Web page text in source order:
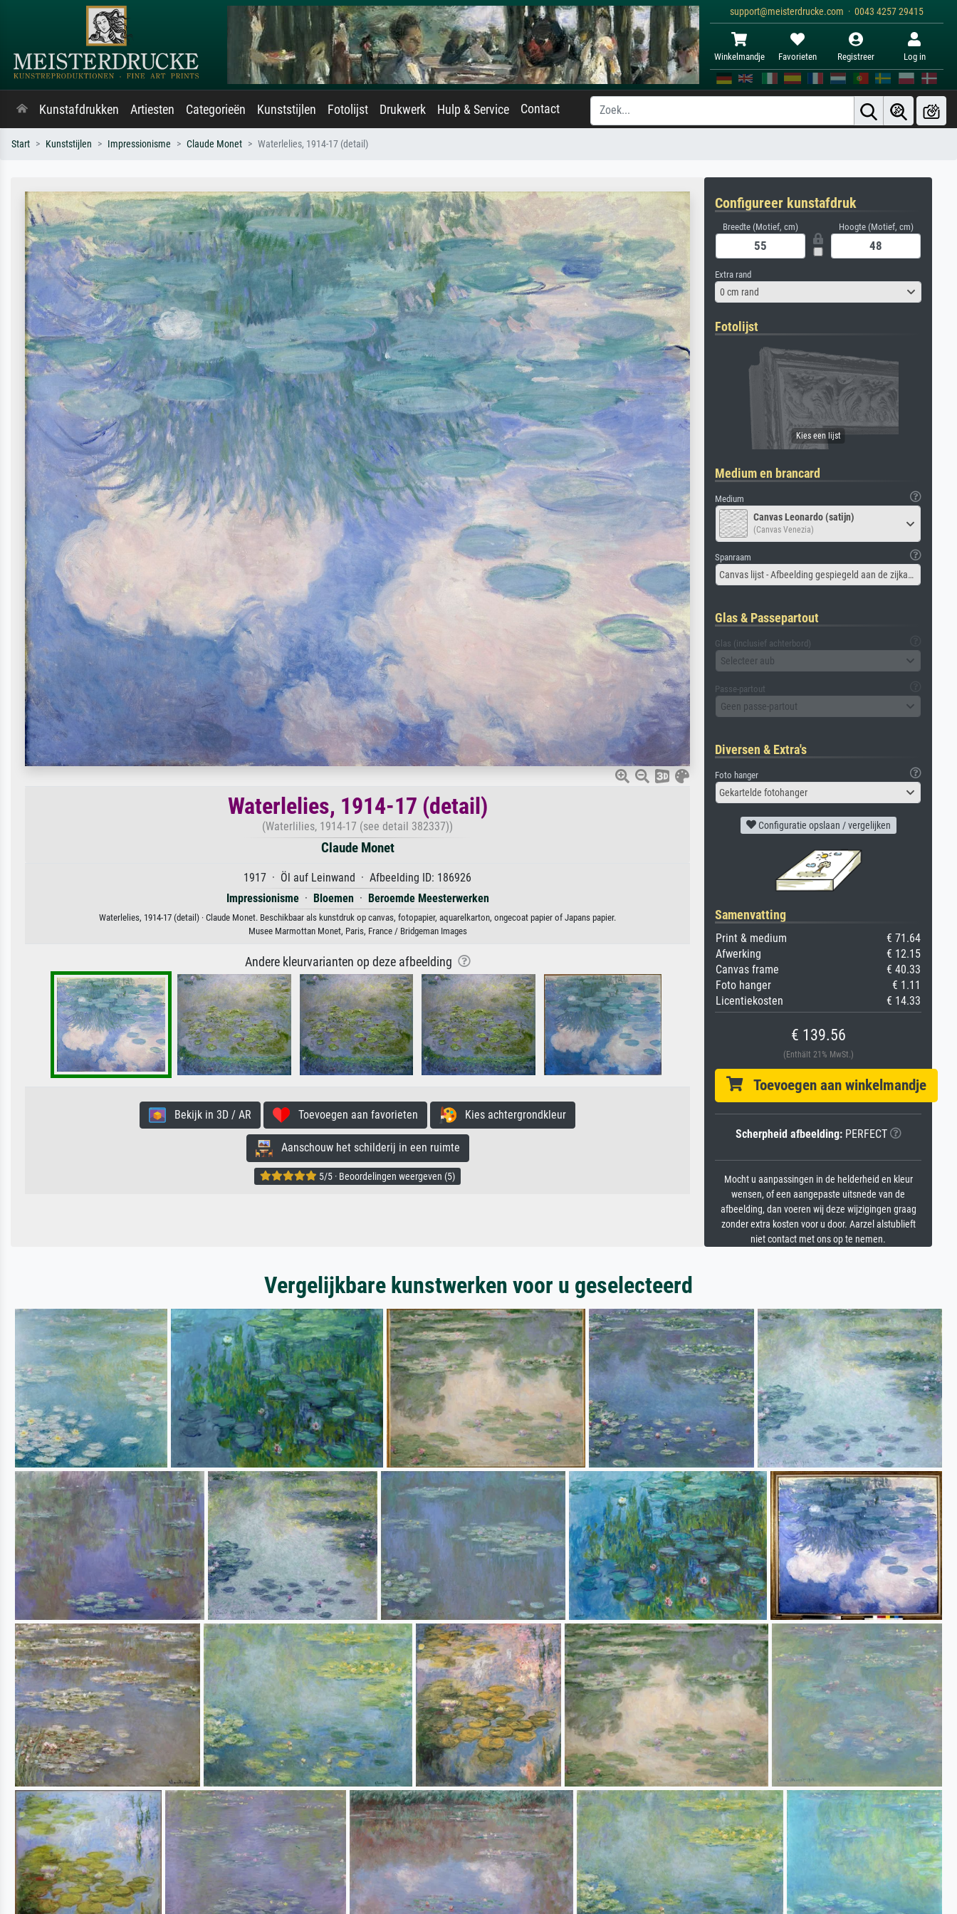
support@meisterdrucke.com · 0043 4257 29415
Winkelmandje Favorieten Registreer Log in
Kunstafdrukken Artiesten Categorieën Kunststijlen Fotolijst Drukwerk Hulp & Service Contact
Start Kunststijlen Impressionisme Claude Monet Waterlelies, 1914-17 (detail)
Waterlelies, 1914-17 (detail)
(Waterlilies, 1914-17 (see detail 382337))
Claude Monet
1917 · Öl auf Leinwand · Afbeelding ID: 186926
Impressionisme· Bloemen · Beroemde Meesterwerken
Waterlelies, 1914-17 (detail) · Claude Monet. Beschikbaar als kunstdruk op canvas, fotopapier, aquarelkarton, ongecoat papier of Japans papier.
Musee Marmottan Monet, Paris, France / Bridgeman Images
Andere kleurvarianten op deze afbeelding
Bekijk in 3D / AR Toevoegen aan favorieten Kies achtergrondkleur
Aanschouw het schilderij in een ruimte
5/5 · Beoordelingen weergeven (5)
Configureer kunstafdruk
Breedte (Motief, cm) Hoogte (Motief, cm)
Extra rand
0 cm rand
Fotolijst
Medium en brancard
Medium
Canvas Leonardo (satijn)
(Canvas Venezia)
Spanraam
Canvas lijst - Afbeelding gespiegeld aan de zijkant
Glas & Passepartout
Glas (inclusief achterbord)
Selecteer aub
Passe-partout
Geen passe-partout
Diversen & Extra's
Foto hanger
Gekartelde fotohanger
Configuratie opslaan / vergelijken
Samenvatting
Print & medium
€ 71.64
Afwerking
€ 12.15
Canvas frame
€ 40.33
Foto hanger
€ 1.11
Licentiekosten
€ 14.33
€ 139.56
(Enthält 21% MwSt.)
Toevoegen aan winkelmandje
Scherpheid afbeelding:PERFECT
Mocht u aanpassingen in de helderheid en kleur
wensen, of een aangepaste uitsnede van de
afbeelding, dan voeren wij deze wijzigingen graag
zonder extra kosten voor u door. Aarzel alstublieft
niet contact met ons op te nemen.
Vergelijkbare kunstwerken voor u geselecteerd